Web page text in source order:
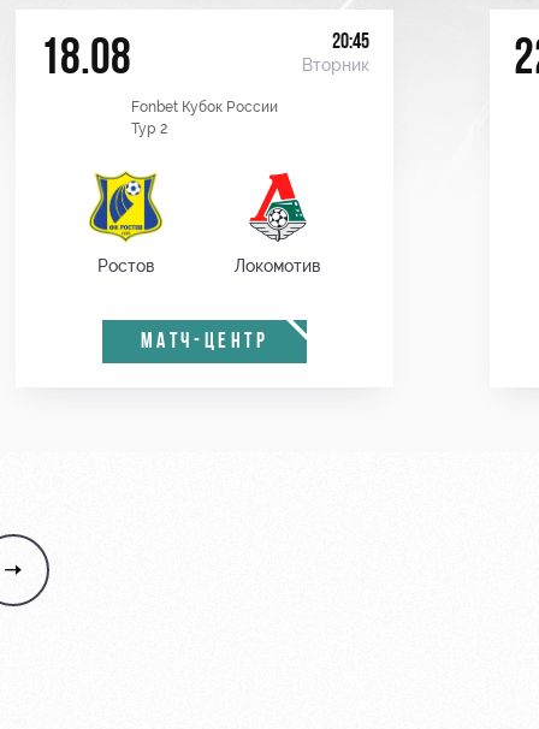
18.08 20:45
Вторник
Fonbet Кубок России
Тур 2
Ростов Локомотив
МАТЧ-ЦЕНТР